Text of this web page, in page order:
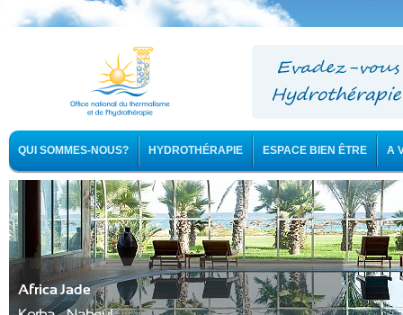
QUI SOMMES-NOUS? HYDROTHÉRAPIE ESPACE BIEN ÊTRE A
Africa Jade